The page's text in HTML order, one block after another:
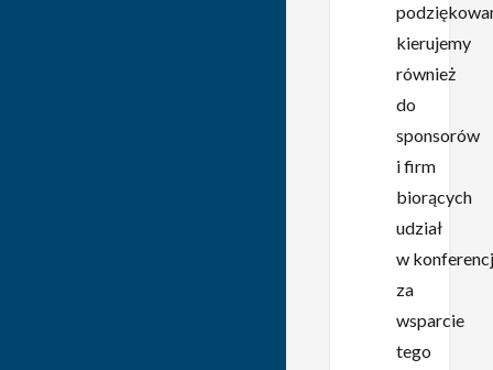
kierujemy
również
do
sponsorów
i firm
biorących
udział
w
za
wsparcie
tego